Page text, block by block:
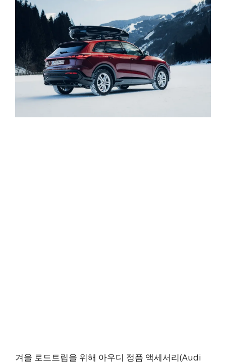
겨울 로드트립을 위해 아우디 정품 액세서리(Audi